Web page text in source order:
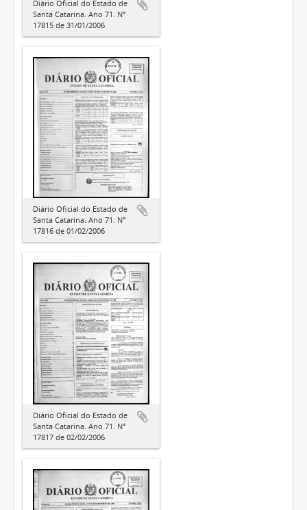
Diário Oficial do Estado de
Santa Catarina. Ano 71. N°
17815 de 31/01/2006
Diário Oficial do Estado de
Santa Catarina. Ano 71. N°
17816 de 01/02/2006
Diário Oficial do Estado de
Santa Catarina. Ano 71. N°
17817 de 02/02/2006